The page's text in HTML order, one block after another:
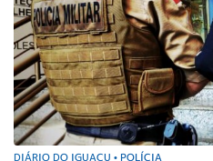
DIÁRIO DO IGUAÇU • POLÍCIA